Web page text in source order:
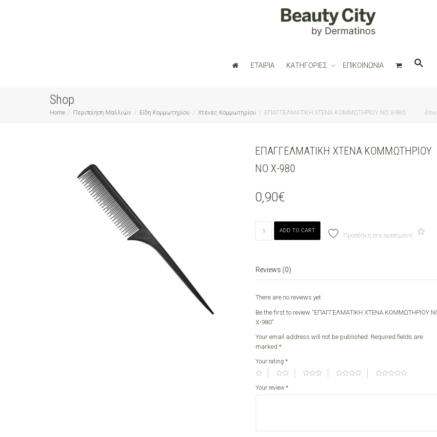
ΕΤΑΙΡΙΑ ΚΑΤΗΓΟΡΙΕΣ ΕΠΙΚΟΙΝΩΝΙΑ
Shop
Home Περιποίηση Μαλλιών Είδη Κομμωτηρίου Χτένες Κομμωτηρίου ΕΠΑΓΓΕΛΜΑΤΙΚΗ ΧΤΕΝΑ ΚΟΜΜΩΤΗΡΙΟΥ ΝΟ Χ-980
ΕΠΑΓΓΕΛΜΑΤΙΚΗ ΧΤΕΝΑ ΚΟΜΜΩΤΗΡΙΟΥ
ΝΟ Χ-980
0,90€
ΧΤΕΝΑ
quantity
ADD TO CART
Προσθήκη στα αγαπημένα
Reviews (0)
There are no reviews yet.
Be the first to review “ΕΠΑΓΓΕΛΜΑΤΙΚΗ ΧΤΕΝΑ ΚΟΜΜΩΤΗΡΙΟΥ
Χ-980”
Your email address will not be published. Required fields are
marked *
Your rating *
Your review *